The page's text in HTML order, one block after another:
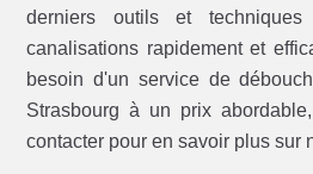
derniers outils et
canalisations rapidement et
besoin d'un service de
Strasbourg à un prix
contacter pour en savoir plus sur